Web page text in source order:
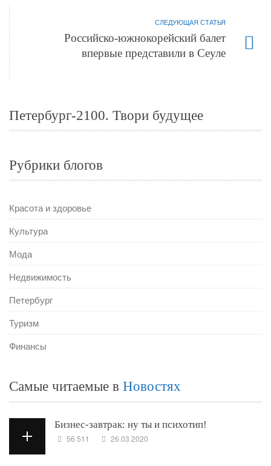
СЛЕДУЮЩАЯ СТАТЬЯ
Российско-южнокорейский балет
впервые представили в Сеуле
Петербург-2100. Твори будущее
Рубрики блогов
Красота и здоровье
Культура
Мода
Недвижимость
Петербург
Туризм
Финансы
Самые читаемые в Новостях
Бизнес-завтрак: ну ты и психотип!
56 511 26.03.2020